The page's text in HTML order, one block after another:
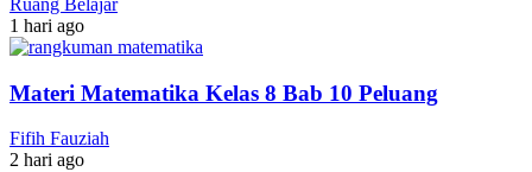
1 hari ago
Materi Matematika Kelas 8 Bab 10 Peluang
Fifih Fauziah
2 hari ago